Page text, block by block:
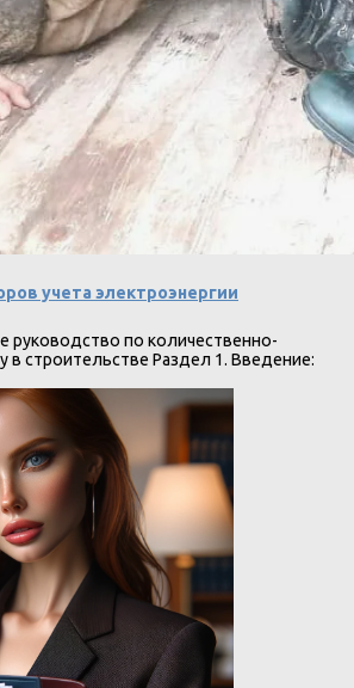
учета электроэнергии
руководство по количественно-
в строительстве Раздел 1. Введение: